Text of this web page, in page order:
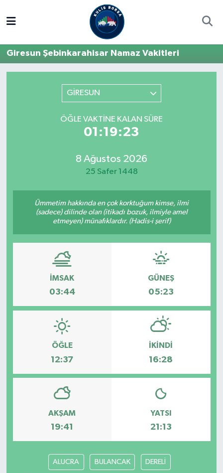
Giresun Şebinkarahisar Namaz Vakitleri
GİRESUN
ÖĞLE VAKTINE KALAN SÜRE
01:19:23
8 Ağustos 2026
25 Safer 1448
Ümmetim hakkında en çok korktuğum kimse, ilmi
(sadece) dilinde olan (itikadı bozuk, ilmiyle amel
etmeyen) münafıklardır. (Hadis-i şerif)
İMSAK
03:44
GÜNEŞ
05:23
ÖĞLE
12:37
İKINDI
16:28
AKŞAM
19:41
YATSI
21:13
ALUCRA BULANCAK DERELİ
Hisse Yorumu
Kulis Haber
Halka Arzlar
Trafik Durumu
Süper Lig Puan Durumu ve Fikstür
Tüm Manşetler